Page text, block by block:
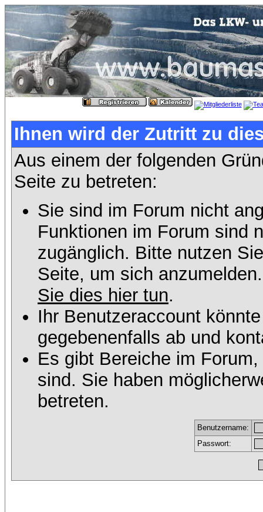
Ihnen wird der Zutritt zu
Aus einem der folgenden
Seite zu betreten:
Sie sind im Forum nicht
Funktionen im Forum sind
zugänglich. Bitte nutzen
Seite, um sich
Sie dies hier tun.
Ihr Benutzeraccount
gegebenenfalls ab und
Es gibt Bereiche im
sind. Sie haben
betreten.
Benutzername:
Passwort: